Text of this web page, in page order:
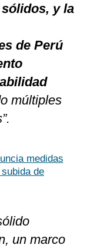
y la
de Perú
múltiples
medidas
de
un marco